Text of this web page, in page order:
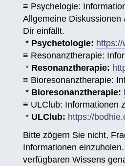
≡ Psychelogie:
Allgemeine
Dir einfällt.
* Psychetologie:
≡ Resonanztherapie:
* Resonanztherapie:
≡ Bioresonanztherapie:
* Bioresonanztherapie:
≡ ULClub: Informationen
* ULClub: https://
Bitte zögern Sie nicht,
Informationen
verfügbaren Wissens